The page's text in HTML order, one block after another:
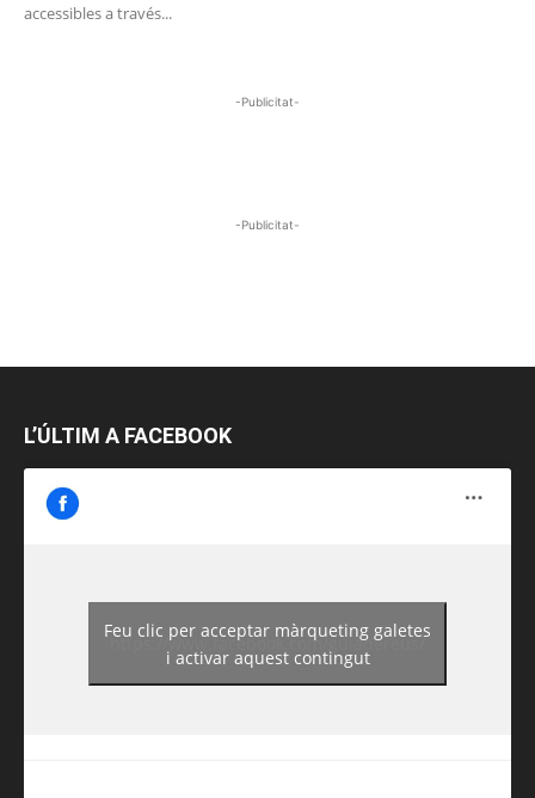
accessibles a través...
-Publicitat-
-Publicitat-
L’ÚLTIM A FACEBOOK
https://www.facebook.com/guiadereus/
Feu clic per acceptar màrqueting galetes
i activar aquest contingut